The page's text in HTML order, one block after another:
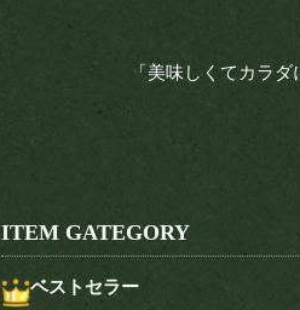
「美味しくてカラ
ITEM GATEGORY
ベストセラー